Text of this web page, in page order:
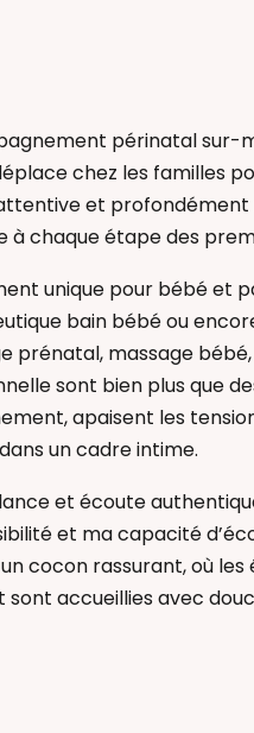
périnatal sur-
chez les familles
et profondément
à chaque étape des
unique pour bébé et
bain bébé ou
prénatal, massage
sont bien plus que
apaisent les
un cadre intime.
et écoute
et ma capacité
cocon rassurant, où
sont accueillies avec